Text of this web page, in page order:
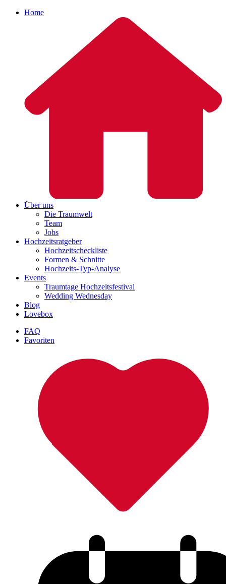
Home
Über uns
Die Traumwelt
Team
Jobs
Hochzeitsratgeber
Hochzeitscheckliste
Formen & Schnitte
Hochzeits-Typ-Analyse
Events
Traumtage Hochzeitsfestival
Wedding Wednesday
Blog
Lovebox
FAQ
Favoriten